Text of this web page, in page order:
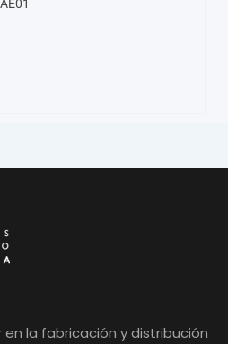
la fabricación y distribución